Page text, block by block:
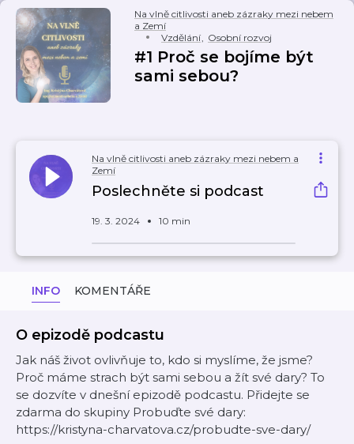
Na vlně citlivosti aneb zázraky mezi nebem
a Zemí
Vzdělání, Osobní rozvoj
#1 Proč se bojíme být
sami sebou?
Na vlně citlivosti aneb zázraky mezi nebem a
Zemí
Poslechněte si podcast
19. 3. 2024 10 min
INFO KOMENTÁŘE
O epizodě podcastu
Jak náš život ovlivňuje to, kdo si myslíme, že jsme?
Proč máme strach být sami sebou a žít své dary? To
se dozvíte v dnešní epizodě podcastu. Přidejte se
zdarma do skupiny Probuďte své dary:
https://kristyna-charvatova.cz/probudte-sve-dary/